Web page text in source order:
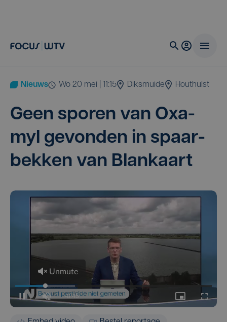
Nieuws wo 20 mei | 11:15 Diksmuide Houthulst
Geen spo­ren van Oxa­
myl gevon­den in spaar­
bek­ken van Blankaart